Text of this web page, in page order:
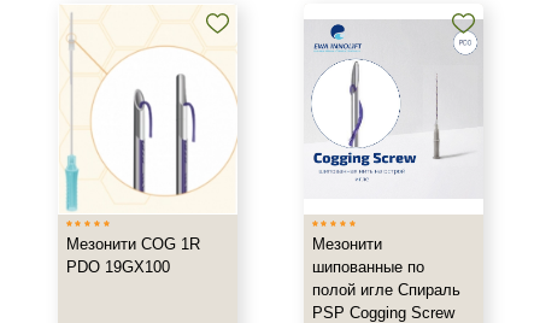
Мезонити COG 1R
PDO 19GX100
Мезонити
шипованные по
полой игле Спираль
PSP Cogging Screw